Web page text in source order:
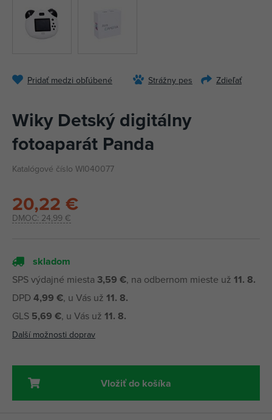
Pridať medzi obľúbené Strážny pes Zdieľať
Wiky Detský digitálny
fotoaparát Panda
Katalógové číslo WI040077
DMOC: 24,99 €
20,22 €
skladom
SPS výdajné miesta 3,59 €, na odbernom mieste už 11. 8.
DPD 4,99 €, u Vás už 11. 8.
GLS 5,69 €, u Vás už 11. 8.
Další možnosti doprav
Vložiť do košíka